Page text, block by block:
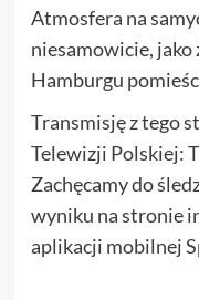
Atmosfera na
niesamowicie,
Hamburgu
Transmisję z tego
Telewizji Polskiej:
Zachęcamy do
wyniku na stronie
aplikacji mobilnej